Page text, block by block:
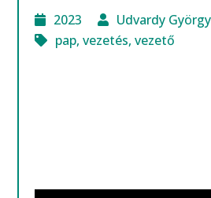
2023
Udvardy György
pap,vezetés,vezető